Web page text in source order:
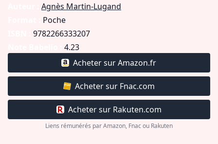
Agnès Martin-Lugand
Poche
9782266333207
4.23
Acheter sur Amazon.fr
Acheter sur Fnac.com
Acheter sur Rakuten.com
Liens rémunérés par Amazon, Fnac ou Rakuten